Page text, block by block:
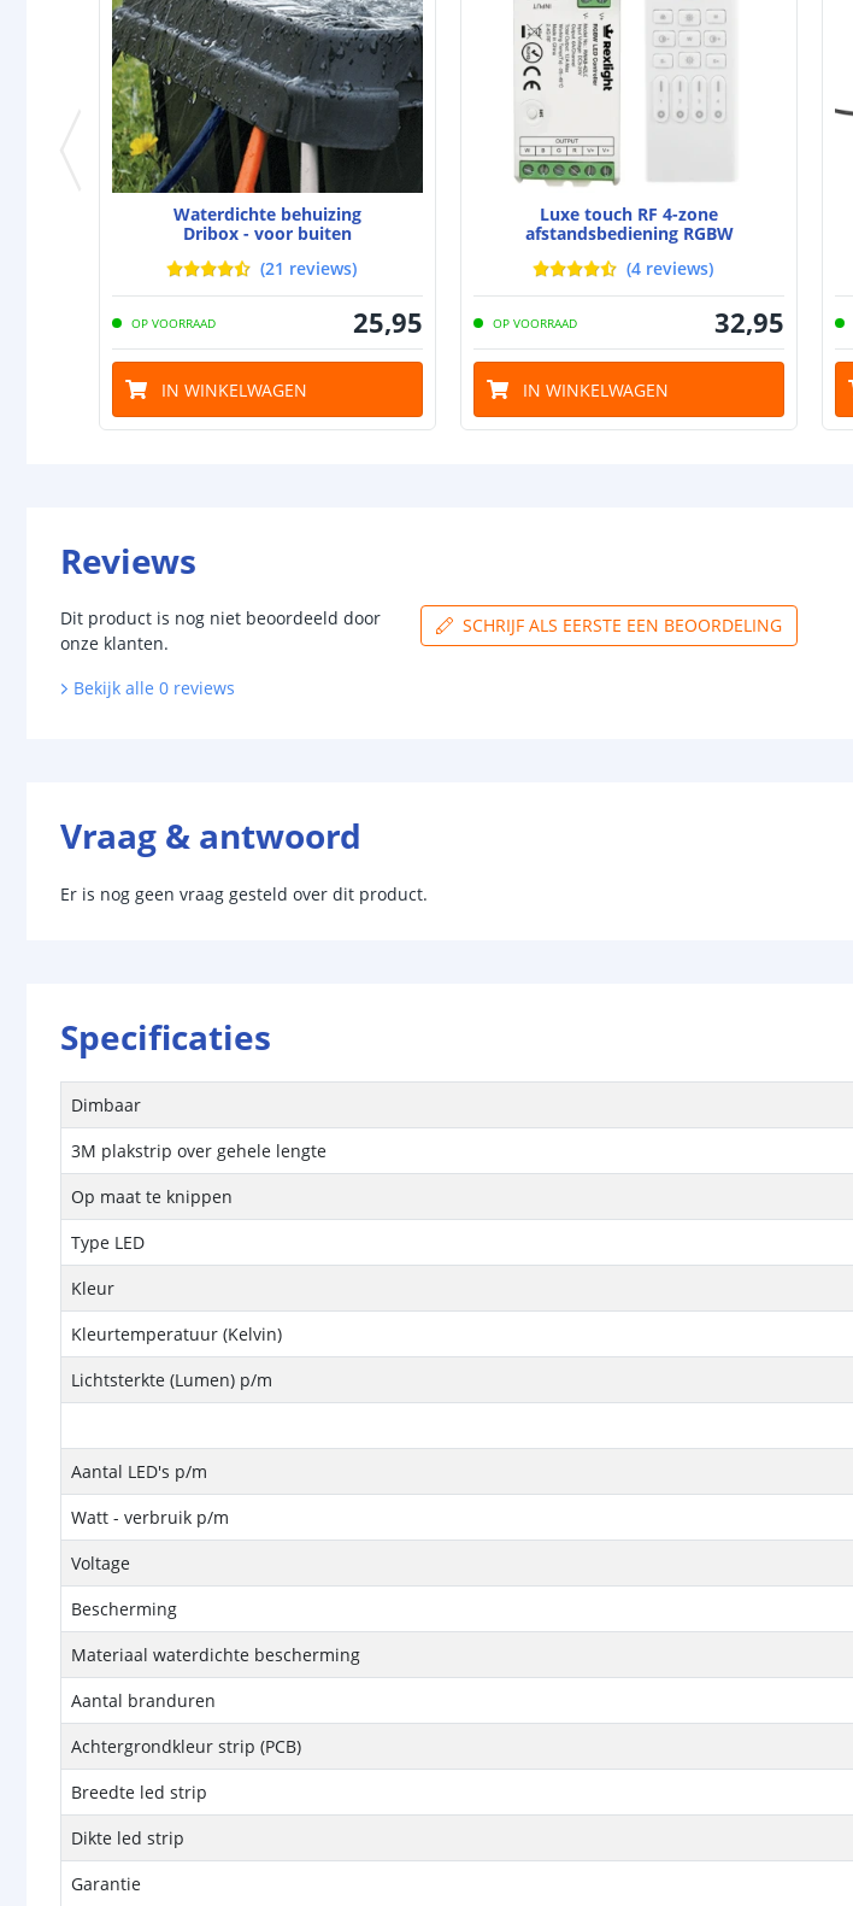
Waterdichte behuizing
Dribox - voor buiten
(21 reviews)
OP VOORRAAD 25,95
IN WINKELWAGEN
Luxe touch RF 4-zone
afstandsbediening RGBW
(4 reviews)
OP VOORRAAD 32,95
IN WINKELWAGEN
Reviews
Dit product is nog niet beoordeeld door
onze klanten.
SCHRIJF ALS EERSTE EEN BEOORDELING
Bekijk alle 0 reviews
Vraag & antwoord
Er is nog geen vraag gesteld over dit product.
Specificaties
Dimbaar
3M plakstrip over gehele lengte
Op maat te knippen
Type LED
Kleur
Kleurtemperatuur (Kelvin)
Lichtsterkte (Lumen) p/m
Aantal LED's p/m
Watt - verbruik p/m
Voltage
Bescherming
Materiaal waterdichte bescherming
Aantal branduren
Achtergrondkleur strip (PCB)
Breedte led strip
Dikte led strip
Garantie